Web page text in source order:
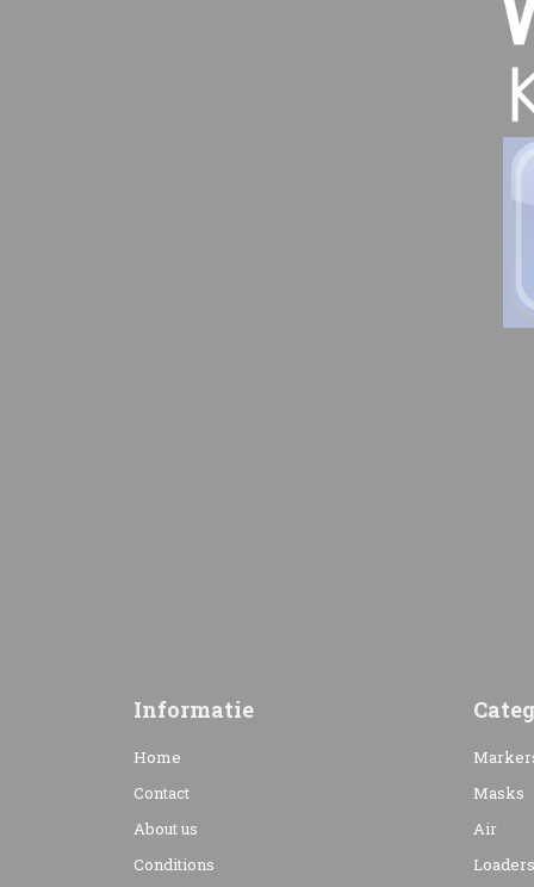
Informatie
Home
Contact
About us
Conditions
Masks
Air
Loaders